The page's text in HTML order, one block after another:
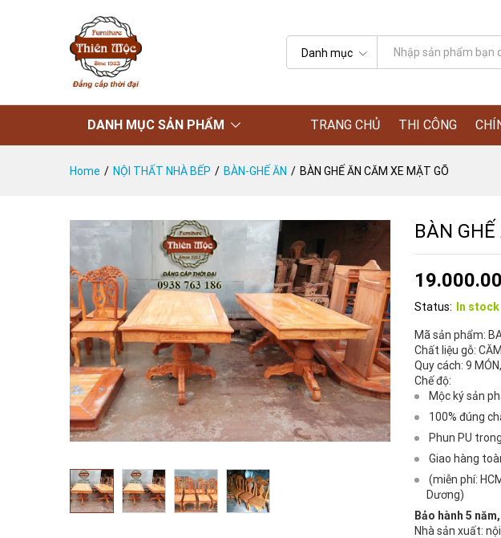
Danh mục
DANH MỤC SẢN PHẨM TRANG CHỦ THI CÔNG
Home / NỘI THẤT NHÀ BẾP / BÀN-GHẾ ĂN / BÀN GHẾ ĂN CĂM XE MẶT GÕ
BÀN
Status: In stock
Mã sản phẩm:
Chất liệu gỗ:
Quy cách:9
Chế độ:
Mộc ký sản
100% đúng
Phun PU
Giao hàng
(miễn phí:
Dương)
Bảo hành 5
Nhà sản xuất: